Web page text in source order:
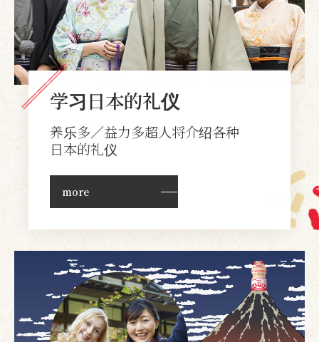
学习日本的礼仪
养乐多／益力多超人将介绍各种
日本的礼仪
more